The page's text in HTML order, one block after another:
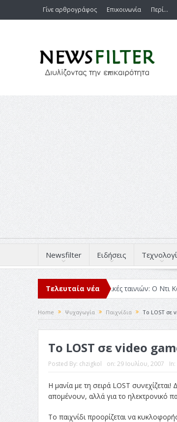
Γίνε αρθρογράφος Επικοινωνία Περί…
Newsfilter Ειδήσεις
Τελευταία νέα
στο 2025 Κριτικές ταινιών: Ο Ντι Κάπριο και ο
Home Ψυχαγωγία Παιχνίδια Το LOST σε
Το LOST σε video
Posted By: chzigkol on: 29 Ιουλίου, 2007 In:
Η μανία με τη σειρά LOST
απομένουν, αλλά για το ηλεκτρονικό
Το παιχνίδι προορίζεται να